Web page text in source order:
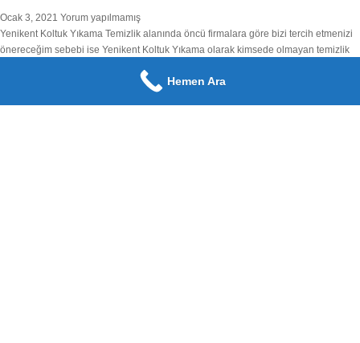
Ocak 3, 2021 Yorum yapılmamış
Yenikent Koltuk Yıkama Temizlik alanında öncü firmalara göre bizi tercih etmenizi
önereceğim sebebi ise Yenikent Koltuk Yıkama olarak kimsede olmayan temizlik
Hemen Ara